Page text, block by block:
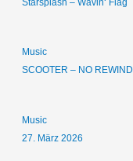
Music
SCOOTER – NO REWIND
Music
27. März 2026